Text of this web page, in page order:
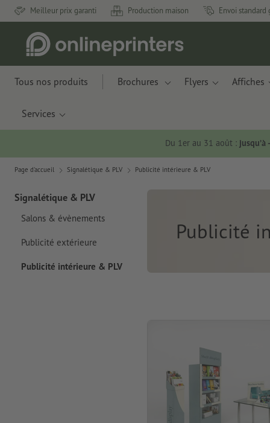
Meilleur prix garanti Production maison Envoi standard
Tous nos produits Brochures Flyers Affiches
Services
Du 1er au 31 août :
Page d'accueil Signalétique & PLV Publicité intérieure & PLV
Signalétique & PLV
Salons & évènements
Publicité extérieure
Publicité intérieure & PLV
Publicité